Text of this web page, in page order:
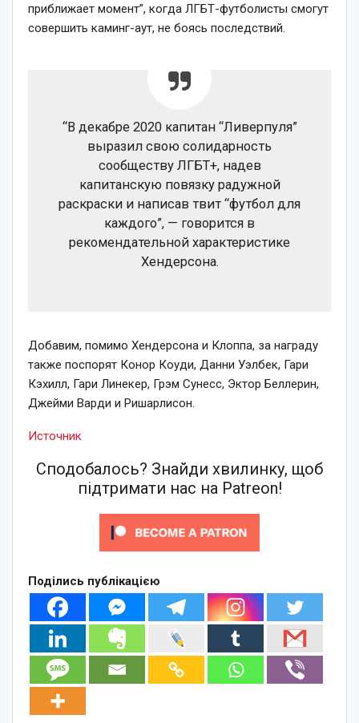
приближает момент”, когда ЛГБТ-футболисты смогут
совершить каминг-аут, не боясь последствий.
“В декабре 2020 капитан “Ливерпуля”
выразил свою солидарность
сообществу ЛГБТ+, надев
капитанскую повязку радужной
раскраски и написав твит “футбол для
каждого”, — говорится в
рекомендательной характеристике
Хендерсона.
Добавим, помимо Хендерсона и Клоппа, за награду
также поспорят Конор Коуди, Данни Уэлбек, Гари
Кэхилл, Гари Линекер, Грэм Сунесс, Эктор Беллерин,
Джейми Варди и Ришарлисон.
Источник
Сподобалось? Знайди хвилинку, щоб
підтримати нас на Patreon!
Поділись публікацією